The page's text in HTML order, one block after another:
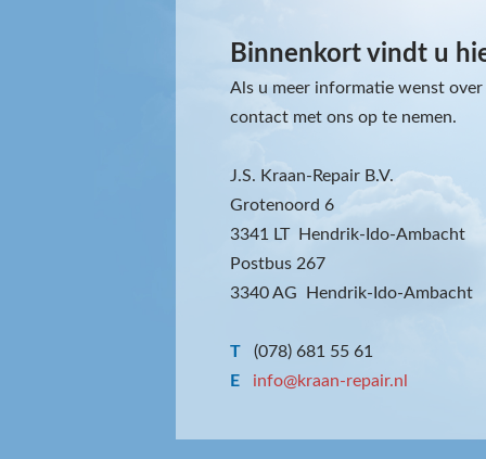
Binnenkort vindt u
Als u meer informatie wenst
contact met ons op te nemen.
J.S. Kraan-Repair B.V.
Grotenoord 6
3341 LT Hendrik-Ido-Ambacht
Postbus 267
3340 AG Hendrik-Ido-Ambacht
T
(078) 681 55 61
E
info@kraan-repair.nl